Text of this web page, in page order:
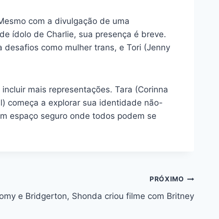
com a divulgação de uma
ídolo de Charlie, sua presença é breve.
desafios como mulher trans, e Tori (Jenny
mais representações. Tara (Corinna
começa a explorar sua identidade não-
espaço seguro onde todos podem se
PRÓXIMO
e Bridgerton, Shonda criou filme com Britney